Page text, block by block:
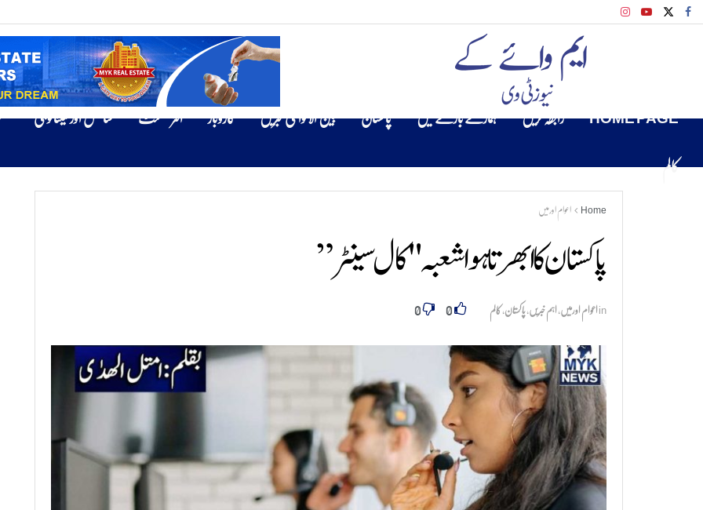
HOME PAGE رابطہ کریں ہمارے بارے میں پاکستان بین الاقوامی خبریں کاروبار انٹرٹینمنٹ سائنس اور ٹیکنالوجی
کالم
Home اعوام اورمیں
پاکستان کا ابھرتا ہوا شعبہ "کال سینٹر”
in اعوام اورمیں, اہم خبریں,پاکستان, کالم 0
0